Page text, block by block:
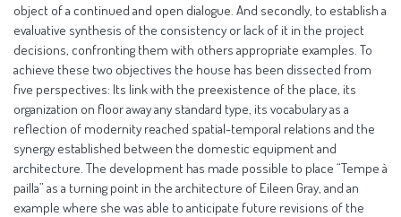
object of a continued and open dialogue. And secondly, to establish a
evaluative synthesis of the consistency or lack of it in the project
decisions, confronting them with others appropriate examples. To
achieve these two objectives the house has been dissected from
five perspectives: Its link with the preexistence of the place, its
organization on floor away any standard type, its vocabulary as a
reflection of modernity reached spatial-temporal relations and the
synergy established between the domestic equipment and
architecture. The development has made possible to place “Tempe à
pailla” as a turning point in the architecture of Eileen Gray, and an
example where she was able to anticipate future revisions of the